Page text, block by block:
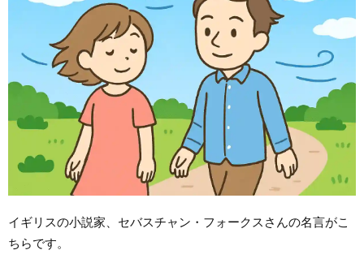
イギリスの小説家、セバスチャン・フォークスさんの名言がこ
ちらです。